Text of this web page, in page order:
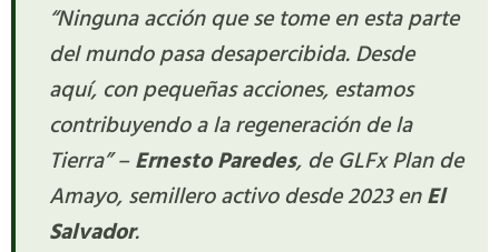
“Ninguna acción que se tome en esta parte
del mundo pasa desapercibida. Desde
aquí, con pequeñas acciones, estamos
contribuyendo a la regeneración de la
Tierra” –Ernesto Paredes, de GLFx Plan de
Amayo, semillero activo desde 2023 enEl
Salvador.